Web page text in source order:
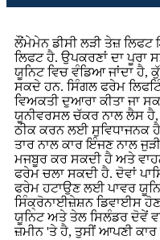
ਲੌਂਮੇਮੇਨ ਡੀਸੀ ਲੜੀ ਤੇਜ਼ ਲਿਫਟ
ਲਿਫਟ ਹੈ. ਉਪਕਰਣਾਂ ਦਾ ਪੂਰਾ
ਯੂਨਿਟ ਵਿਚ ਵੰਡਿਆ ਜਾਂਦਾ ਹੈ,
ਸਕਦੇ ਹਨ. ਸਿੰਗਲ ਫਰੇਮ
ਵਿਅਕਤੀ ਦੁਆਰਾ ਕੀਤਾ ਜਾ
ਯੂਨੀਵਰਸਲ ਚੱਕਰ ਨਾਲ ਲੈਸ
ਠੀਕ ਕਰਨ ਲਈ ਸੁਵਿਧਾਜਨਕ
ਤਾਰ ਨਾਲ ਕਾਰ ਇੰਜਣ ਨਾਲ
ਮਜਬੂਰ ਕਰ ਸਕਦੀ ਹੈ ਅਤੇ
ਫਰੇਮ ਚਲਾ ਸਕਦੀ ਹੈ. ਦੋਵਾਂ
ਫਰੇਮ ਹਟਾਉਣ ਲਈ ਪਾਵਰ
ਸਿੰਕ੍ਰੋਨਾਈਜ਼ੇਸ਼ਨ ਡਿਵਾਈਸ
ਯੂਨਿਟ ਅਤੇ ਤੇਲ ਸਿਲੰਡਰ ਦੋਵੇਂ
ਜ਼ਮੀਨ 'ਤੇ ਹੈ, ਤੁਸੀਂ ਆਪਣੀ